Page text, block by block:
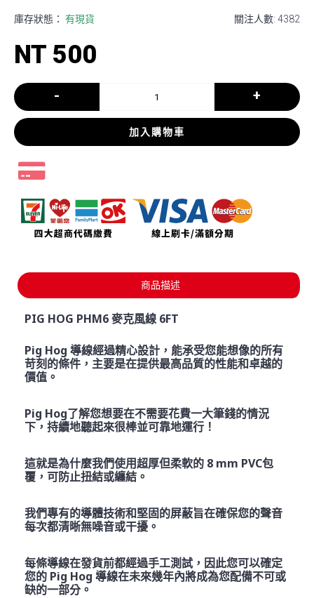
關注人數: 4382
庫存狀態： 有現貨
NT 500
- +
加入購物車
商品描述
PIG HOG PHM6 麥克風線 6FT
Pig Hog 導線經過精心設計，能承受您能想像的所有
苛刻的條件，主要是在提供最高品質的性能和卓越的
價值。
Pig Hog了解您想要在不需要花費一大筆錢的情況
下，持續地聽起來很棒並可靠地運行！
這就是為什麼我們使用超厚但柔軟的 8 mm PVC包
覆，可防止扭結或纏結。
我們專有的導體技術和堅固的屏蔽旨在確保您的聲音
每次都清晰無噪音或干擾。
每條導線在發貨前都經過手工測試，因此您可以確定
您的 Pig Hog 導線在未來幾年內將成為您配備不可或
缺的一部分。